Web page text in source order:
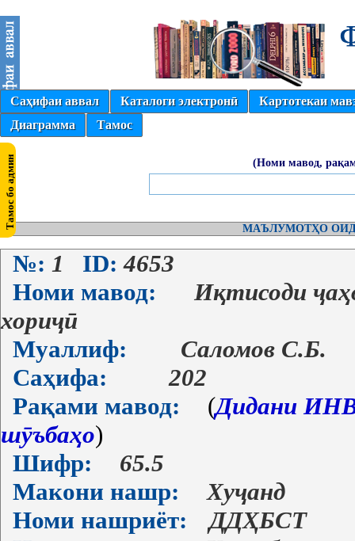
Саҳифаи аввал Каталоги электронӣ
Картотекаи
Диаграмма
Тамос
(Номи мавод,
МАЪЛУМОТҲО
№: 1 ID: 4653
Номи мавод:
Иқтисоди
хориҷӣ
Муаллиф:
Саломов С.Б.
Саҳифа:
202
Рақами мавод:
(Дидани
шӯъбаҳо)
Шифр:
65.5
Макони нашр:
Хуҷанд
Номи нашриёт:
ДДҲБСТ